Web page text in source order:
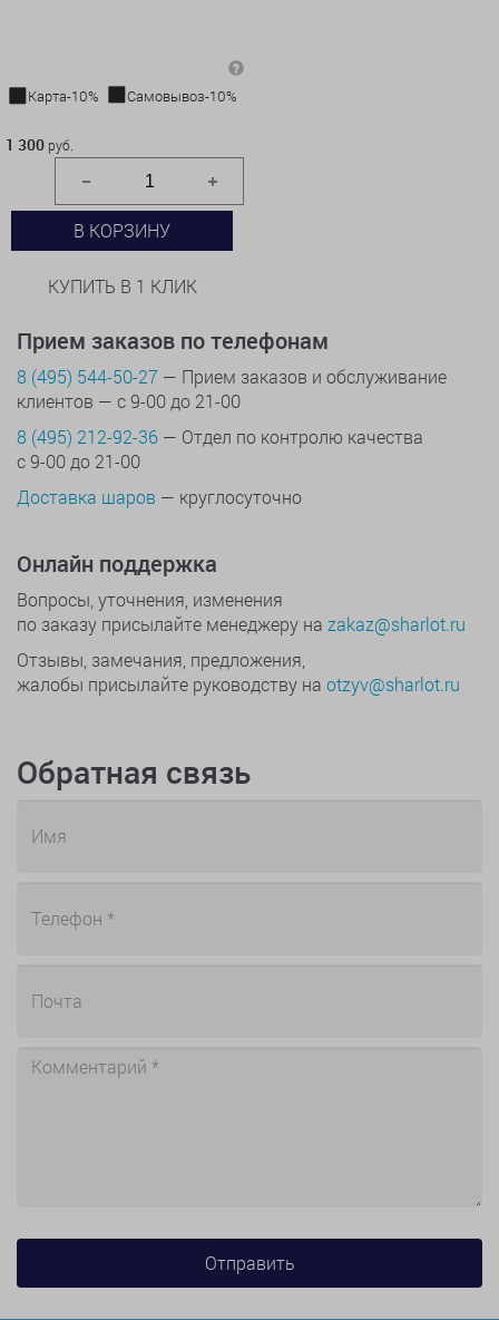
Карта-10%
Самовывоз-10%
1 300 руб.
В КОРЗИНУ
КУПИТЬ В 1 КЛИК
Прием заказов по телефонам
8 (495) 544-50-27 — Прием заказов и обслуживание
клиентов — с 9-00 до 21-00
8 (495) 212-92-36 — Отдел по контролю качества
с 9-00 до 21-00
Доставка шаров — круглосуточно
Онлайн поддержка
Вопросы, уточнения, изменения
по заказу присылайте менеджеру на zakaz@sharlot.ru
Отзывы, замечания, предложения,
жалобы присылайте руководству на otzyv@sharlot.ru
Обратная связь